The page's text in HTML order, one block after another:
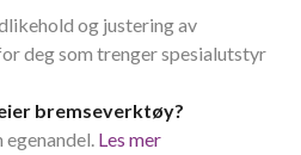
og justering av
deg som trenger spesialutstyr
bremseverktøy?
egenandel. Les mer